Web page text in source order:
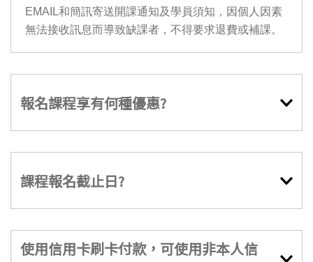
EMAIL和簡訊寄送開課通知及學員須知，因個人因素
無法接收訊息而導致缺課者，不得要求退費或補課。
報名課程享有何種優惠?
課程報名截止日?
使用信用卡刷卡付款，可使用非本人信